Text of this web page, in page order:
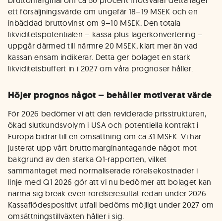
ett försäljningsvärde om ungefär 18–19 MSEK och en
inbäddad bruttovinst om 9–10 MSEK. Den totala
likviditetspotentialen – kassa plus lagerkonvertering –
uppgår därmed till närmre 20 MSEK, klart mer än vad
kassan ensam indikerar. Detta ger bolaget en stark
likviditetsbuffert in i 2027 om våra prognoser håller.
Höjer prognos något – behåller motiverat värde
För 2026 bedömer vi att den reviderade prisstrukturen,
ökad slutkundsvolym i USA och potentiella kontrakt i
Europa bidrar till en omsättning om ca 31 MSEK. Vi har
justerat upp vårt bruttomarginantagande något mot
bakgrund av den starka Q1-rapporten, vilket
sammantaget med normaliserade rörelsekostnader i
linje med Q1 2026 gör att vi nu bedömer att bolaget kan
närma sig break-even rörelseresultat redan under 2026.
Kassaflödespositivt utfall bedöms möjligt under 2027 om
omsättningstillväxten håller i sig.